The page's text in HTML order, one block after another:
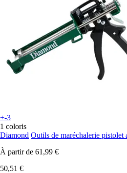
+-3
1 coloris
Diamond Outils de maréchalerie pistolet
À partir de 61,99 €
50,51 €